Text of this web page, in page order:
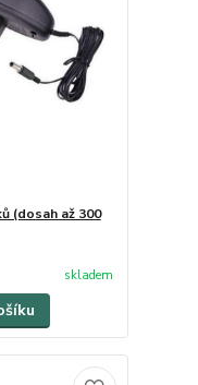
(dosah až 300
skladem